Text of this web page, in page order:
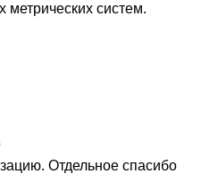
метрических систем.
Отдельное спасибо